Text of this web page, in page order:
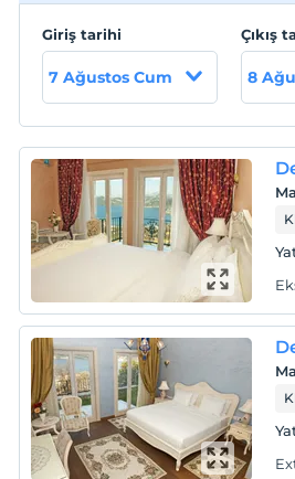
ayarlanabilir basınçlı su
Tesis lokasyon bilgileri
Swan Lake Butik Otel,
Giriş tarihi
7 Ağustos Cum
Çıkış
8